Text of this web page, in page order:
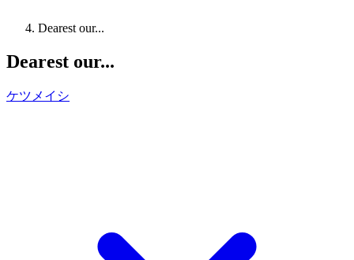
Dearest our...
Dearest our...
ケツメイシ